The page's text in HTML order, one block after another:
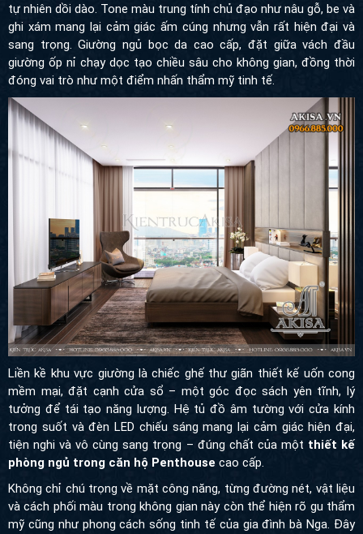
tự nhiên dồi dào. Tone màu trung tính chủ đạo như nâu gỗ, be và
ghi xám mang lại cảm giác ấm cúng nhưng vẫn rất hiện đại và
sang trọng. Giường ngủ bọc da cao cấp, đặt giữa vách đầu
giường ốp nỉ chạy dọc tạo chiều sâu cho không gian, đồng thời
đóng vai trò như một điểm nhấn thẩm mỹ tinh tế.
Liền kề khu vực giường là chiếc ghế thư giãn thiết kế uốn cong
mềm mại, đặt cạnh cửa sổ – một góc đọc sách yên tĩnh, lý
tưởng để tái tạo năng lượng. Hệ tủ đồ âm tường với cửa kính
trong suốt và đèn LED chiếu sáng mang lại cảm giác hiện đại,
tiện nghi và vô cùng sang trọng – đúng chất của một thiết kế
phòng ngủ trong căn hộ Penthouse cao cấp.
Không chỉ chú trọng về mặt công năng, từng đường nét, vật liệu
và cách phối màu trong không gian này còn thể hiện rõ gu thẩm
mỹ cũng như phong cách sống tinh tế của gia đình bà Nga. Đây